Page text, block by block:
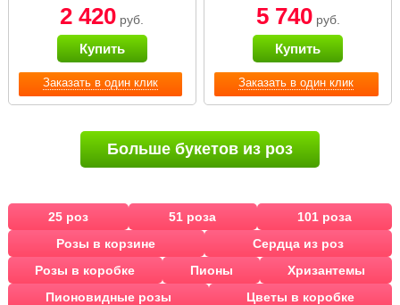
Заказать в один клик
2 420 руб.
Купить
Заказать в один клик
наилучшими
пожеланиями»
5 740руб.
Купить
Больше букетов из роз
25 роз 51 роза
101 роза
Розы в корзине
Сердца из роз
Розы в коробке
Пионы
Хризантемы
Пионовидные розы
Цветы в коробке